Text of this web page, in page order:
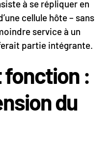
à se répliquer en
cellule hôte – sans
service à un
partie intégrante.
:
du